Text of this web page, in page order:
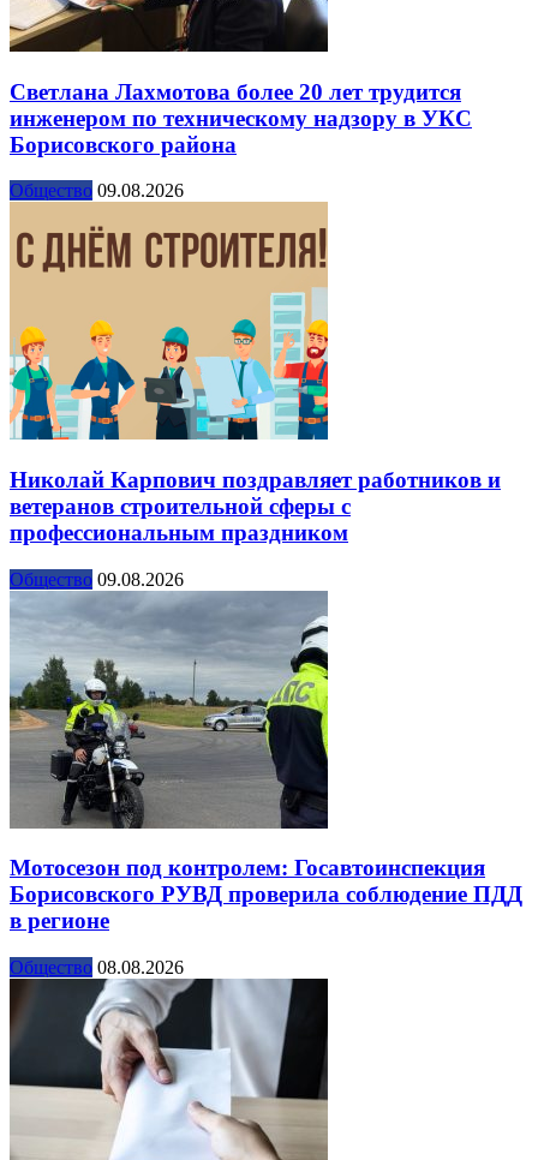
Светлана Лахмотова более 20 лет трудится
инженером по техническому надзору в УКС
Борисовского района
Общество 09.08.2026
Николай Карпович поздравляет работников и
ветеранов строительной сферы с
профессиональным праздником
Общество 09.08.2026
Мотосезон под контролем: Госавтоинспекция
Борисовского РУВД проверила соблюдение ПДД
в регионе
Общество 08.08.2026